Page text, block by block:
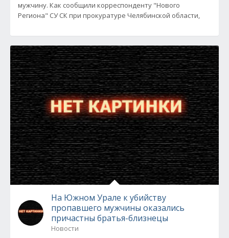
мужчину. Как сообщили корреспонденту "Нового
Региона" СУ СК при прокуратуре Челябинской области,
На Южном Урале к убийству
пропавшего мужчины оказались
причастны братья-близнецы
Новости